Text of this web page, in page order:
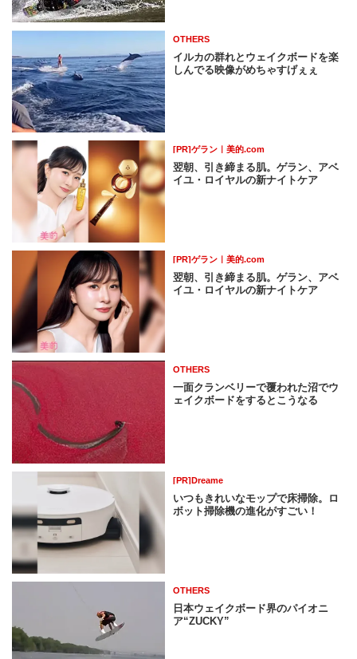
OTHERS
イルカの群れとウェイクボードを楽
しんでる映像がめちゃすげぇぇ
[PR]ゲラン｜美的.com
翌朝、引き締まる肌。ゲラン、アベ
イユ・ロイヤルの新ナイトケア
[PR]ゲラン｜美的.com
翌朝、引き締まる肌。ゲラン、アベ
イユ・ロイヤルの新ナイトケア
OTHERS
一面クランベリーで覆われた沼でウ
ェイクボードをするとこうなる
[PR]Dreame
いつもきれいなモップで床掃除。ロ
ボット掃除機の進化がすごい！
OTHERS
日本ウェイクボード界のパイオニ
ア“ZUCKY”